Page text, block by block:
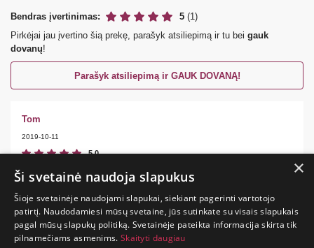
Bendras įvertinimas: 5 (1)
Pirkėjai jau įvertino šią prekę, parašyk atsiliepimą ir tu bei gauk
dovanų!
Parašyk atsiliepimą ir GAUK DOVANĄ!
Tom
2019-10-11
5.0
Very good price and product. Recommended.
GYVENIMAS
×
Ši svetainė naudoja slapukus
Šioje svetainėje naudojami slapukai, siekiant pagerinti vartotojo
patirtį. Naudodamiesi mūsų svetaine, jūs sutinkate su visais slapukais
pagal mūsų slapukų politiką. Svetainėje pateikta informacija skirta tik
pilnamečiams asmenims. Skaityti daugiau